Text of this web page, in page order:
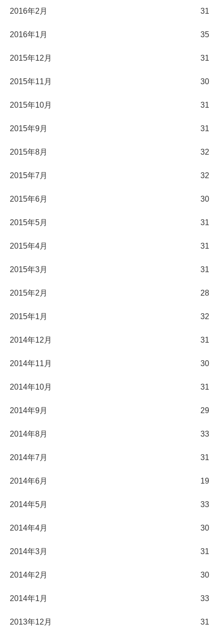
2016年2月 31
2016年1月 35
2015年12月 31
2015年11月 30
2015年10月 31
2015年9月 31
2015年8月 32
2015年7月 32
2015年6月 30
2015年5月 31
2015年4月 31
2015年3月 31
2015年2月 28
2015年1月 32
2014年12月 31
2014年11月 30
2014年10月 31
2014年9月 29
2014年8月 33
2014年7月 31
2014年6月 19
2014年5月 33
2014年4月 30
2014年3月 31
2014年2月 30
2014年1月 33
2013年12月 31